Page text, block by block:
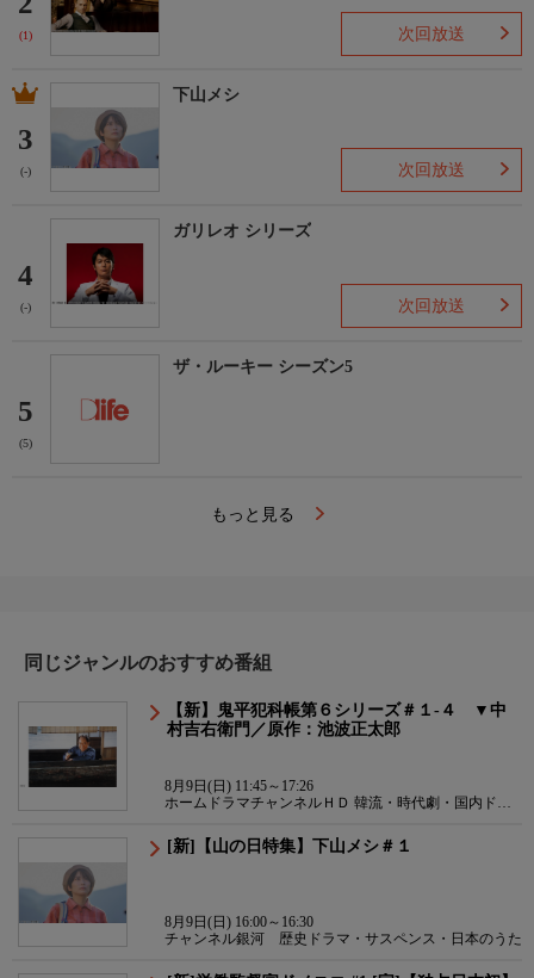
(1) 次回放送
3
(-)
下山メシ
次回放送
4
(-)
ガリレオ シリーズ
次回放送
5
(5)
ザ・ルーキー シーズン5
もっと見る
同じジャンルのおすすめ番組
【新】鬼平犯科帳第６シリーズ＃１-４ ▼中
村吉右衛門／原作：池波正太郎
8月9日(日) 11:45～17:26
ホームドラマチャンネルＨＤ 韓流・時代劇・国内ドラ
[新]【山の日特集】下山メシ＃１
8月9日(日) 16:00～16:30
チャンネル銀河 歴史ドラマ・サスペンス・日本のうた